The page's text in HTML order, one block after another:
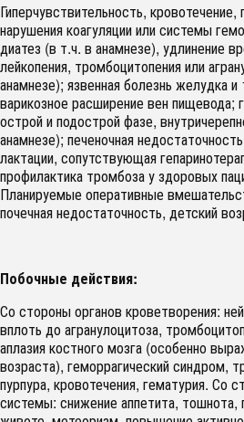
Гиперчувствительность,
нарушения коагуляции или системы
диатез (в т.ч. в анамнезе), удлинение
лейкопения, тромбоцитопения или
анамнезе); язвенная болезнь желудка
варикозное расширение вен пищевода;
острой и подострой фазе,
анамнезе); печеночная
лактации, сопутствующая
профилактика тромбоза у здоровых
Планируемые оперативные
почечная недостаточность, детский
Побочные действия:
Со стороны органов кроветворения:
вплоть до агранулоцитоза,
аплазия костного мозга (особенно
возраста), геморрагический синдром,
пурпура, кровотечения, гематурия. Со
системы: снижение аппетита, тошнота,